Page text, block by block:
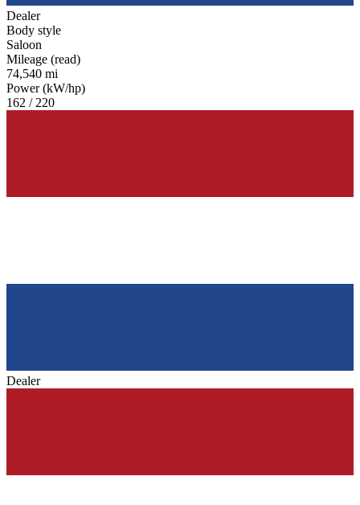
Dealer
Body style
Saloon
Mileage (read)
74,540 mi
Power (kW/hp)
162 / 220
Dealer